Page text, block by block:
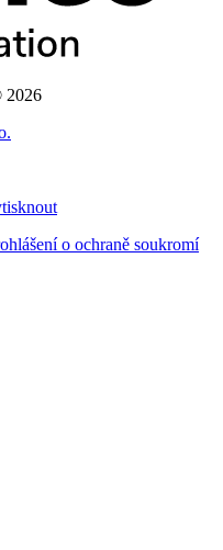
2026
o ochraně soukromí